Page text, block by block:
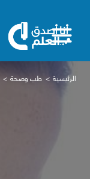
الرئيسية طب وصحة